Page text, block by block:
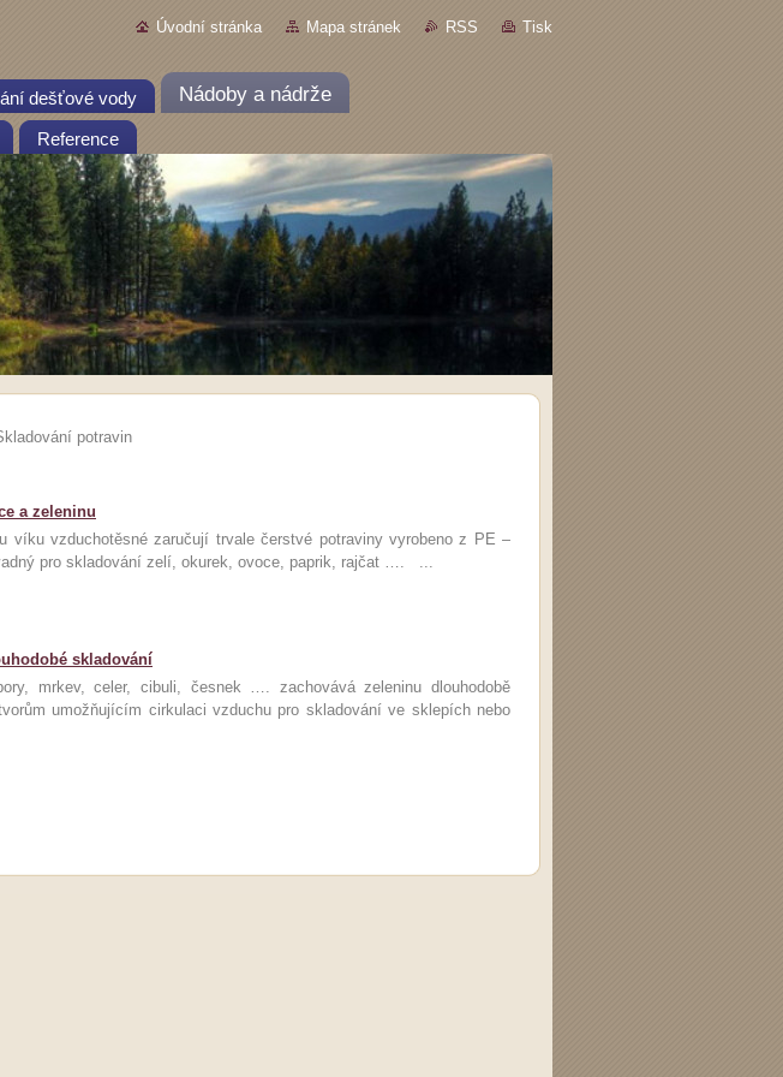
Úvodní stránka Mapa stránek RSS Tisk
dešťové vody Nádoby a nádrže
Reference
potravin
a zeleninu
víku vzduchotěsné zaručují trvale čerstvé potraviny vyrobeno z PE –
pro skladování zelí, okurek, ovoce, paprik, rajčat …. ...
skladování
mrkev, celer, cibuli, česnek …. zachovává zeleninu dlouhodobě
umožňujícím cirkulaci vzduchu pro skladování ve sklepích nebo